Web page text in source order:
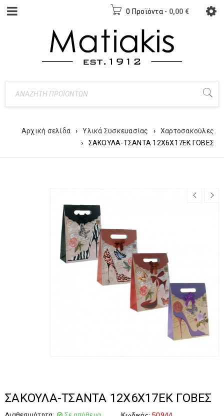
0 Προϊόντα - 0,00 €
Αρχική σελίδα › Υλικά Συσκευασίας ›
Χαρτοσακούλες
›
ΣΑΚΟΥΛΑ-ΤΣΑΝΤΑ 12Χ6Χ17ΕΚ ΓΟΒΕΣ
ΣΑΚΟΥΛΑ-ΤΣΑΝΤΑ 12Χ6Χ17ΕΚ ΓΟΒΕΣ